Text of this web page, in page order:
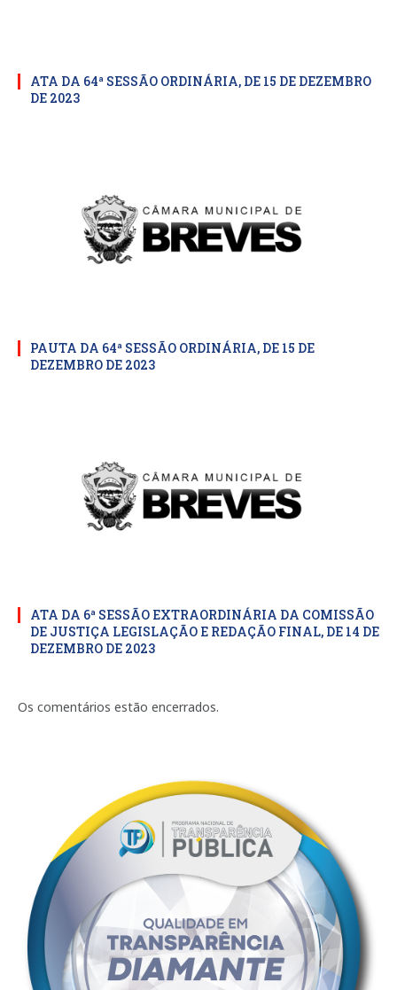
ATA DA 64ª SESSÃO ORDINÁRIA, DE 15 DE DEZEMBRO
DE 2023
PAUTA DA 64ª SESSÃO ORDINÁRIA, DE 15 DE
DEZEMBRO DE 2023
ATA DA 6ª SESSÃO EXTRAORDINÁRIA DA COMISSÃO
DE JUSTIÇA LEGISLAÇÃO E REDAÇÃO FINAL, DE 14 DE
DEZEMBRO DE 2023
Os comentários estão encerrados.